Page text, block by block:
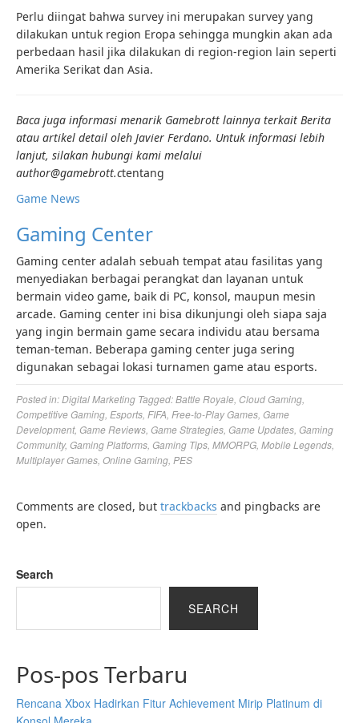
Perlu diingat bahwa survey ini merupakan survey yang
dilakukan untuk region Eropa sehingga mungkin akan ada
perbedaan hasil jika dilakukan di region-region lain seperti
Amerika Serikat dan Asia.
Baca juga informasi menarik Gamebrott lainnya terkait Berita
atau artikel detail oleh Javier Ferdano. Untuk informasi lebih
lanjut, silakan hubungi kami melalui
author@gamebrott.ctentang
Game News
Gaming Center
Gaming center adalah sebuah tempat atau fasilitas yang
menyediakan berbagai perangkat dan layanan untuk
bermain video game, baik di PC, konsol, maupun mesin
arcade. Gaming center ini bisa dikunjungi oleh siapa saja
yang ingin bermain game secara individu atau bersama
teman-teman. Beberapa gaming center juga sering
digunakan sebagai lokasi turnamen game atau esports.
Posted in:Digital Marketing Tagged:Battle Royale Cloud Gaming
Competitive Gaming Esports FIFA Free-to-Play Games Game
Development, Game Reviews Game Strategies Game Updates Gaming
Community, Gaming Platforms Gaming Tips MMORPG Mobile Legends
Multiplayer Games Online Gaming PES
Comments are closed, but trackbacks and pingbacks are
open.
Search
SEARCH
Pos-pos Terbaru
Rencana Xbox Hadirkan Fitur Achievement Mirip Platinum di